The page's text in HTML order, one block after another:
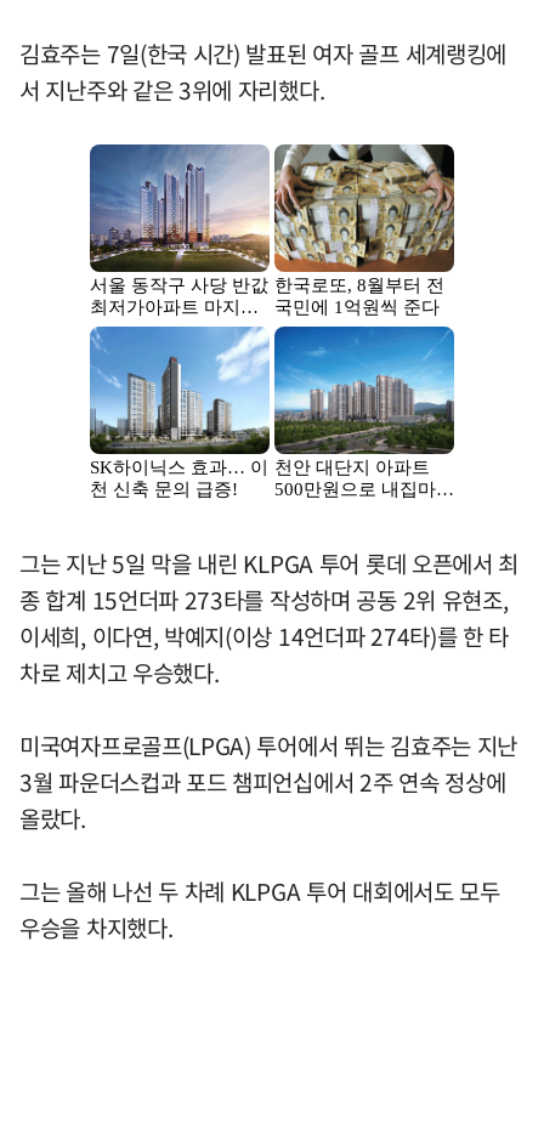
김효주는 7일(한국 시간) 발표된 여자 골프 세계랭킹에
서 지난주와 같은 3위에 자리했다.
그는 지난 5일 막을 내린 KLPGA 투어 롯데 오픈에서 최
종 합계 15언더파 273타를 작성하며 공동 2위 유현조,
이세희, 이다연, 박예지(이상 14언더파 274타)를 한 타
차로 제치고 우승했다.
미국여자프로골프(LPGA) 투어에서 뛰는 김효주는 지난
3월 파운더스컵과 포드 챔피언십에서 2주 연속 정상에
올랐다.
그는 올해 나선 두 차례 KLPGA 투어 대회에서도 모두
우승을 차지했다.